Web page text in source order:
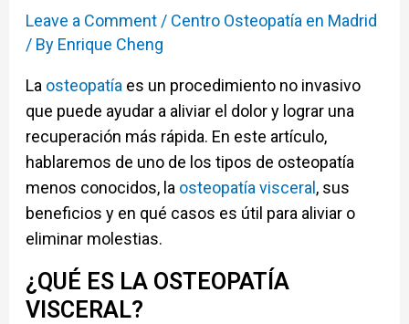
Leave a Comment / Centro Osteopatía en Madrid
/ By Enrique Cheng
La osteopatía es un procedimiento no invasivo
que puede ayudar a aliviar el dolor y lograr una
recuperación más rápida. En este artículo,
hablaremos de uno de los tipos de osteopatía
menos conocidos, la osteopatía visceral, sus
beneficios y en qué casos es útil para aliviar o
eliminar molestias.
¿QUÉ ES LA OSTEOPATÍA
VISCERAL?